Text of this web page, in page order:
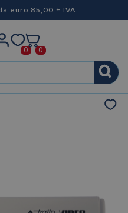
euro 85,00 + IVA
0 0